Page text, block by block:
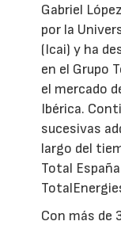
Gabriel
por la
(Icai) y ha
en el Grupo
el mercado
Ibérica.
sucesivas
largo del
Total
Con más de